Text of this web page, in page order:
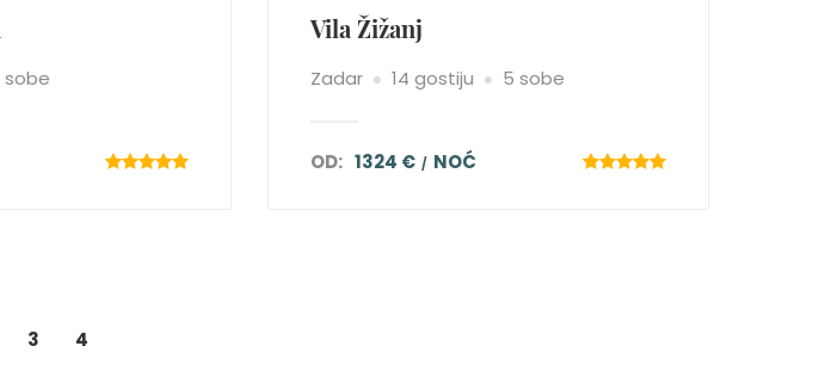
sobe
Vila Žižanj
Zadar 14 gostiju 5 sobe
OD: 1324 € NOĆ
3 4